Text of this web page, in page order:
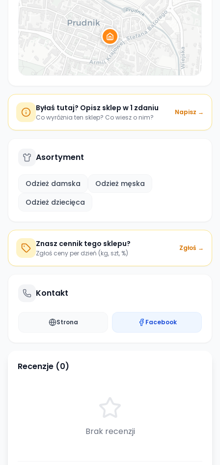
Byłaś tutaj? Opisz sklep w 1 zdaniu
Co wyróżnia ten sklep? Co wiesz o nim?
Napisz →
Asortyment
Odzież damska
Odzież męska
Odzież dziecięca
Znasz cennik tego sklepu?
Zgłoś ceny per dzień (kg, szt, %)
Zgłoś →
Kontakt
Strona Facebook
Recenzje (0)
Brak recenzji